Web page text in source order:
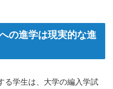
の進学は現実的な進
る学生は、大学の編入学試